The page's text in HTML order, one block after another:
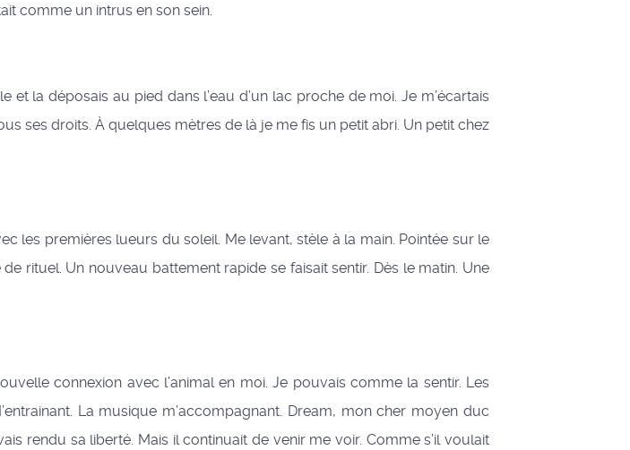
comme un intrus en son sein.
la déposais au pied dans l’eau d’un lac proche de moi. Je m’écartais
ses droits. À quelques mètres de là je me fis un petit abri. Un petit chez
les premières lueurs du soleil. Me levant, stèle à la main. Pointée sur le
rituel. Un nouveau battement rapide se faisait sentir. Dès le matin. Une
connexion avec l’animal en moi. Je pouvais comme la sentir. Les
La musique m’accompagnant. Dream, mon cher moyen duc
rendu sa liberté. Mais il continuait de venir me voir. Comme s’il voulait